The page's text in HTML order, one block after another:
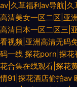
av|久草福利av导航|久
高清美女一区二区|亚
高清日本一区二区三|
看视频|亚洲高清无码
码一线 探花porn|探花
花合集在线观看|探花
情91|探花酒店偷拍av